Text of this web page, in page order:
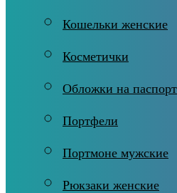
Кошельки женские
Косметички
Обложки на паспорт
Портфели
Портмоне мужские
Рюкзаки женские